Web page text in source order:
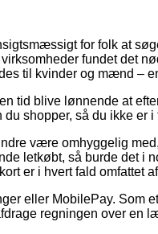
for folk at
fundet det
til kvinder og mænd –
tid blive lønnende at
du shopper, så du ikke er
være omhyggelig
letkøbt, så burde det
er i hvert fald omfattet
eller MobilePay. Som
regningen over en